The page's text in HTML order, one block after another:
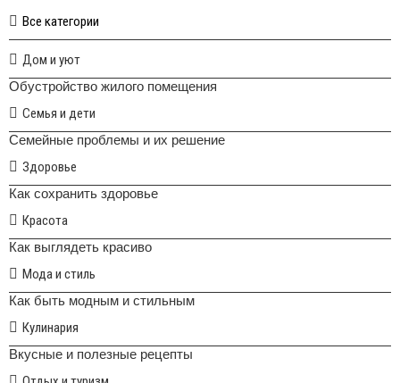
Все категории
Дом и уют
Обустройство жилого помещения
Семья и дети
Семейные проблемы и их решение
Здоровье
Как сохранить здоровье
Красота
Как выглядеть красиво
Мода и стиль
Как быть модным и стильным
Кулинария
Вкусные и полезные рецепты